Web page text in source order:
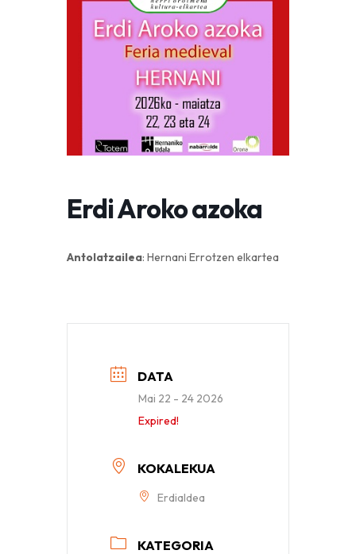
Erdi Aroko azoka
Antolatzailea: Hernani Errotzen elkartea
DATA
Mai 22 - 24 2026
Expired!
KOKALEKUA
Erdialdea
KATEGORIA